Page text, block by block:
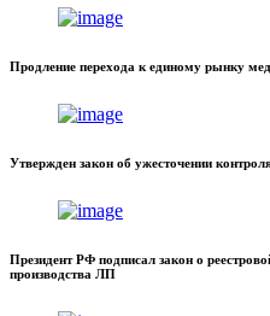
Продление перехода к единому рынку
Утвержден закон об ужесточении
Президент РФ подписал закон о
производства ЛП